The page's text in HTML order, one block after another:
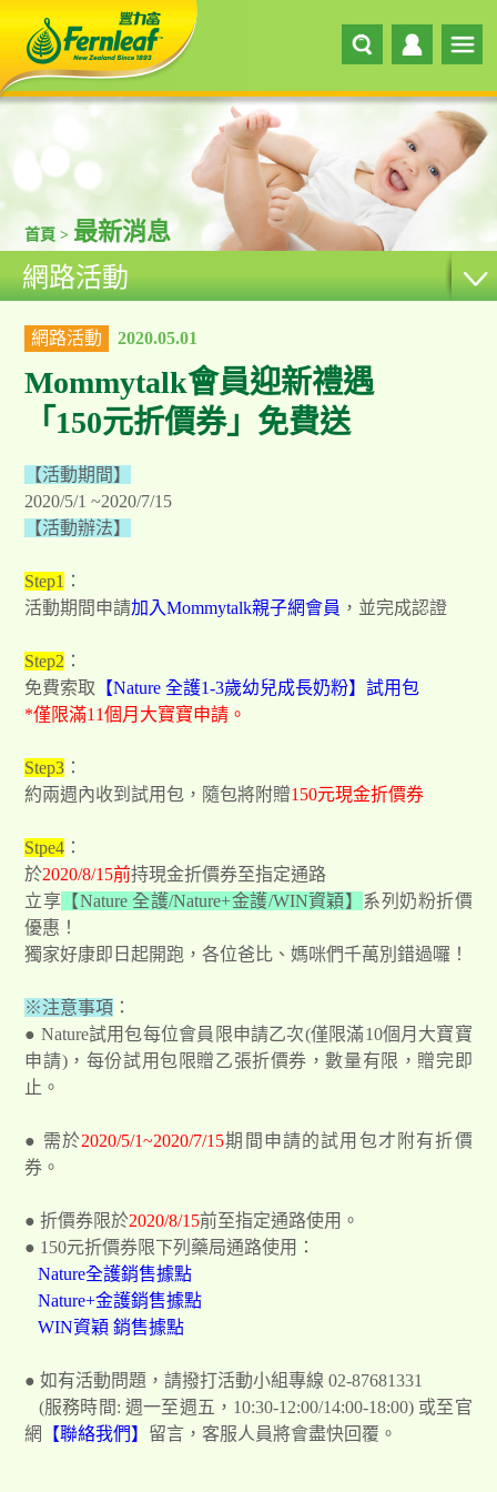
首頁 > 最新消息
網路活動
網路活動 2020.05.01
Mommytalk會員迎新禮遇
「150元折價券」免費送
【活動期間】
2020/5/1 ~2020/7/15
【活動辦法】
Step1 ：
活動期間申請加入Mommytalk親子網會員 ，並完成認證
Step2 ：
免費索取 【Nature 全護1-3歲幼兒成長奶粉】試用包
*僅限滿11個月大寶寶申請。
Step3 ：
約兩週內收到試用包，隨包將附贈150元現金折價券
Stpe4 ：
於2020/8/15前持現金折價券至指定通路
立享 【Nature 全護/Nature+金護/WIN資穎】 系列奶粉折價
優惠！
獨家好康即日起開跑，各位爸比、媽咪們千萬別錯過囉！
※注意事項 ：
● Nature試用包每位會員限申請乙次(僅限滿10個月大寶寶
申請)，每份試用包限贈乙張折價券，數量有限，贈完即
止。
● 需於2020/5/1~2020/7/15期間申請的試用包才附有折價
券。
● 折價券限於2020/8/15前至指定通路使用。
● 150元折價券限下列藥局通路使用：
Nature全護銷售據點
Nature+金護銷售據點
WIN資穎 銷售據點
● 如有活動問題，請撥打活動小組專線 02-87681331
(服務時間: 週一至週五，10:30-12:00/14:00-18:00) 或至官
網
【聯絡我們】 留言，客服人員將會盡快回覆。